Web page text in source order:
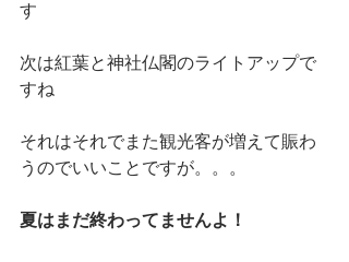
す
次は紅葉と神社仏閣のライトアップで
すね
それはそれでまた観光客が増えて賑わ
うのでいいことですが。。。
夏はまだ終わってませんよ！